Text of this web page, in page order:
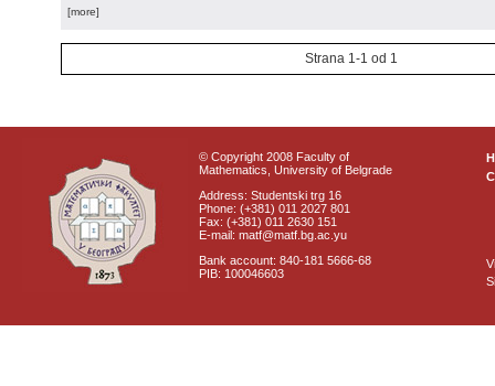
[more]
Strana 1-1 od 1
© Copyright 2008 Faculty of
Mathematics, University of Belgrade
Address: Studentski trg 16
Phone: (+381) 011 2027 801
Fax: (+381) 011 2630 151
E-mail: matf@matf.bg.ac.yu
Bank account: 840-181 5666-68
PIB: 100046603